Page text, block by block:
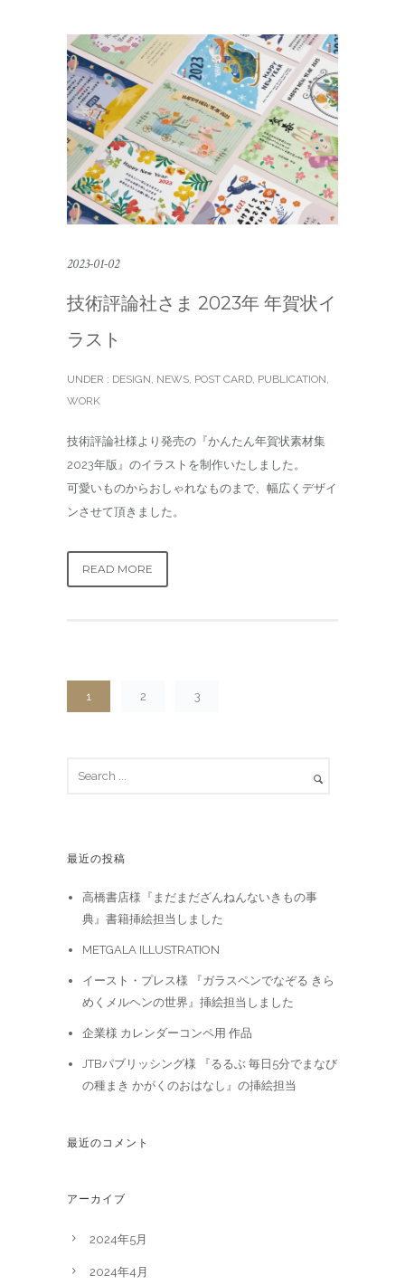
2023-01-02
技術評論社さま 2023年 年賀状イ
ラスト
UNDER : DESIGN, NEWS, POST CARD, PUBLICATION,
WORK
技術評論社様より発売の『かんたん年賀状素材集
2023年版』のイラストを制作いたしました。
可愛いものからおしゃれなものまで、幅広くデザイ
ンさせて頂きました。
READ MORE
1 2 3
最近の投稿
高橋書店様『まだまだざんねんないきもの事
典』書籍挿絵担当しました
METGALA ILLUSTRATION
イースト・プレス様 『ガラスペンでなぞる きら
めくメルヘンの世界』挿絵担当しました
企業様 カレンダーコンペ用 作品
JTBパブリッシング様 『るるぶ 毎日5分でまなび
の種まき かがくのおはなし』の挿絵担当
最近のコメント
アーカイブ
2024年5月
2024年4月